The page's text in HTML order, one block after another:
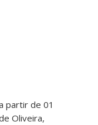
partir de 01
Oliveira,